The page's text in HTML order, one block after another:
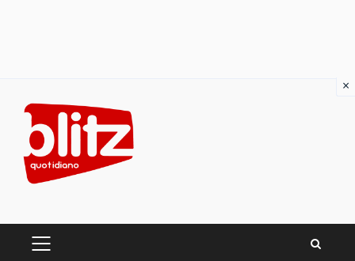
content
PRIMARY
×